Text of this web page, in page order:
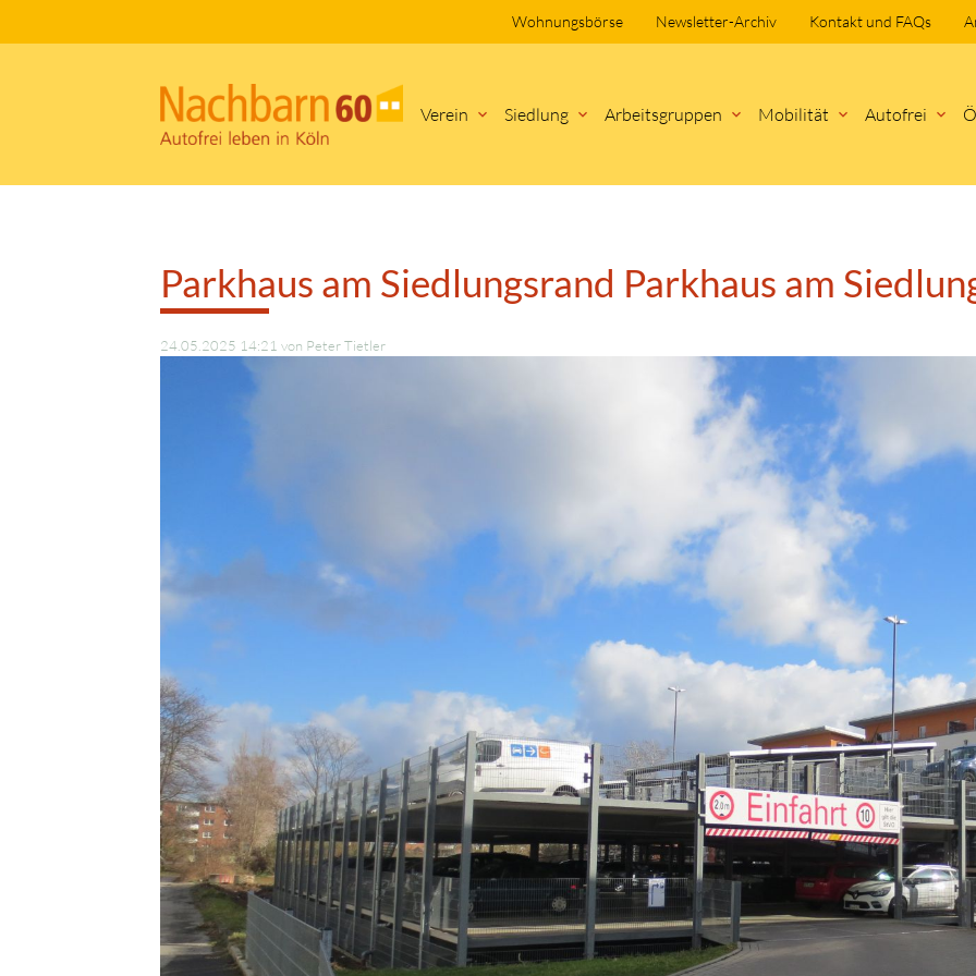
Navigation
überspringen
Wohnungsbörse Newsletter-Archiv Kontakt und FAQs
Verein Siedlung Arbeitsgruppen Mobilität Autofrei
Parkhaus am Siedlungsrand Parkhaus am
24.05.2025 14:21 von Peter Tietler